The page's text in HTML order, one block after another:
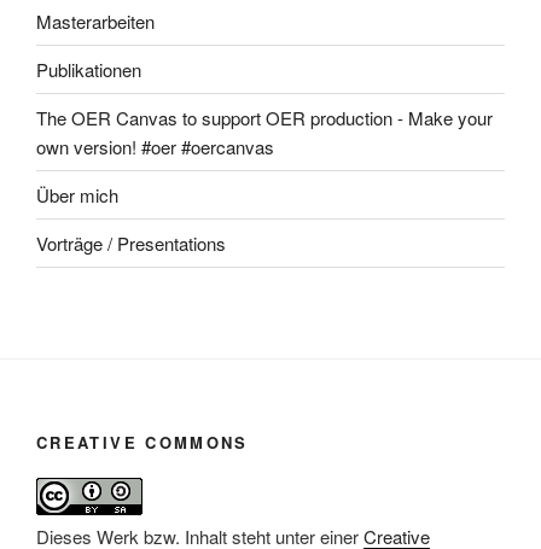
Masterarbeiten
Publikationen
The OER Canvas to support OER production - Make your
own version! #oer #oercanvas
Über mich
Vorträge / Presentations
CREATIVE COMMONS
Dieses Werk bzw. Inhalt steht unter einerCreative